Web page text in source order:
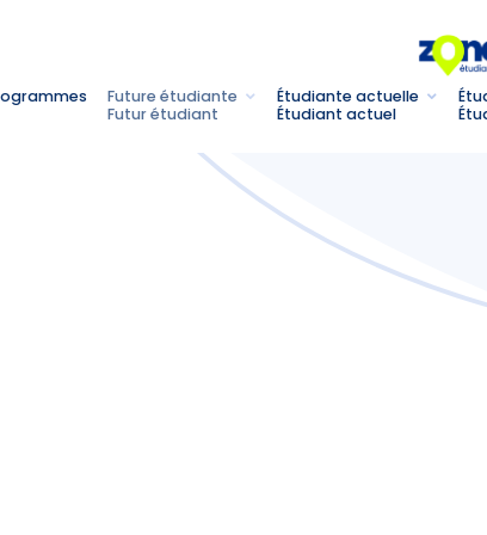
Future étudiante
Futur étudiant
Étudiante actuelle
Étudiant actuel